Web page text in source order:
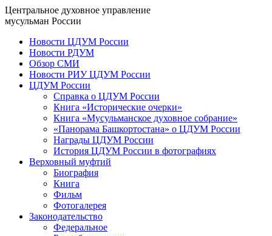
Центральное духовное управление
мусульман России
Новости ЦДУМ России
Новости РДУМ
Обзор СМИ
Новости РИУ ЦДУМ России
ЦДУМ России
Справка о ЦДУМ России
Книга «Исторические очерки»
Книга «Мусульманское духовное собрание»
«Панорама Башкортостана» о ЦДУМ России
Награды ЦДУМ России
История ЦДУМ России в фотографиях
Верховный муфтий
Биография
Книга
Фильм
Фотогалерея
Законодательство
Федеральное